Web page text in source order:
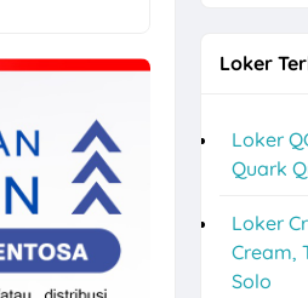
Indonesia Plafon Semesta
Ten
Karebet
Loker
Loker
Quark
Loker
Cream,
Solo